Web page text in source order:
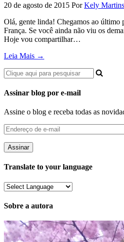
20 de agosto de 2015 Por Kely
Olá, gente linda! Chegamos ao último
França. Se você ainda não viu os
Hoje vou compartilhar…
Leia Mais →
Assinar blog por e-mail
Assine o blog e receba todas as
Endereço
de
e-
mail
Translate to your language
Sobre a autora